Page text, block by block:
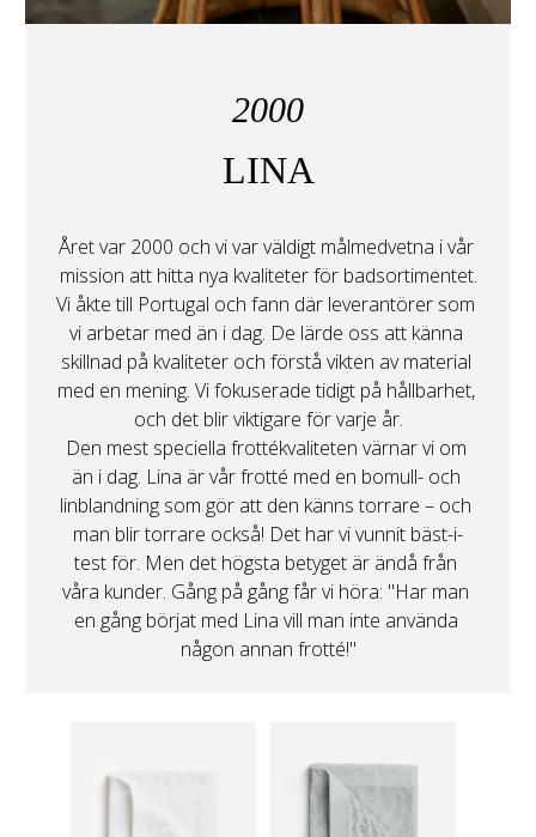
2000
LINA
Året var 2000 och vi var väldigt målmedvetna i vår
mission att hitta nya kvaliteter för badsortimentet.
Vi åkte till Portugal och fann där leverantörer som
vi arbetar med än i dag. De lärde oss att känna
skillnad på kvaliteter och förstå vikten av material
med en mening. Vi fokuserade tidigt på hållbarhet,
och det blir viktigare för varje år.
Den mest speciella frottékvaliteten värnar vi om
än i dag. Lina är vår frotté med en bomull- och
linblandning som gör att den känns torrare – och
man blir torrare också! Det har vi vunnit bäst-i-
test för. Men det högsta betyget är ändå från
våra kunder. Gång på gång får vi höra: "Har man
en gång börjat med Lina vill man inte använda
någon annan frotté!"